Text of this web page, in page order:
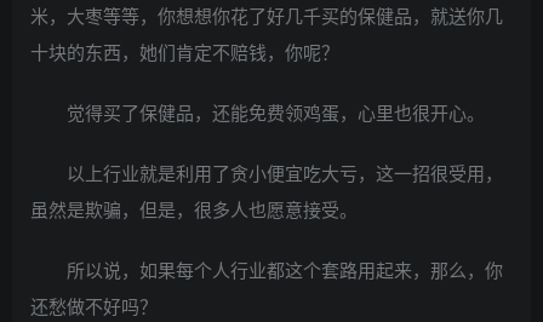
米，大枣等等，你想想你花了好几千买的保健品，就送你几
十块的东西，她们肯定不赔钱，你呢？
觉得买了保健品，还能免费领鸡蛋，心里也很开心。
以上行业就是利用了贪小便宜吃大亏，这一招很受用，
虽然是欺骗，但是，很多人也愿意接受。
所以说，如果每个人行业都这个套路用起来，那么，你
还愁做不好吗？